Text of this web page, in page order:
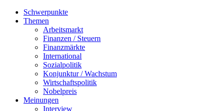
Schwerpunkte
Themen
Arbeitsmarkt
Finanzen / Steuern
Finanzmärkte
International
Sozialpolitik
Konjunktur / Wachstum
Wirtschaftspolitik
Nobelpreis
Meinungen
Interview